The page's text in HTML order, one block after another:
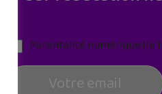
Parentalité numérique (le